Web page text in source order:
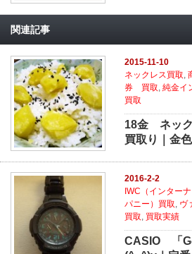
関連記事
2015-11-10
ネックレス買取 ,
券 買取 ,純金イ
買取
18金 ネック
買取り｜金
2016-2-2
IWC（インター
パニー）買取, ヴ
買取, 買取実績
CASIO 「